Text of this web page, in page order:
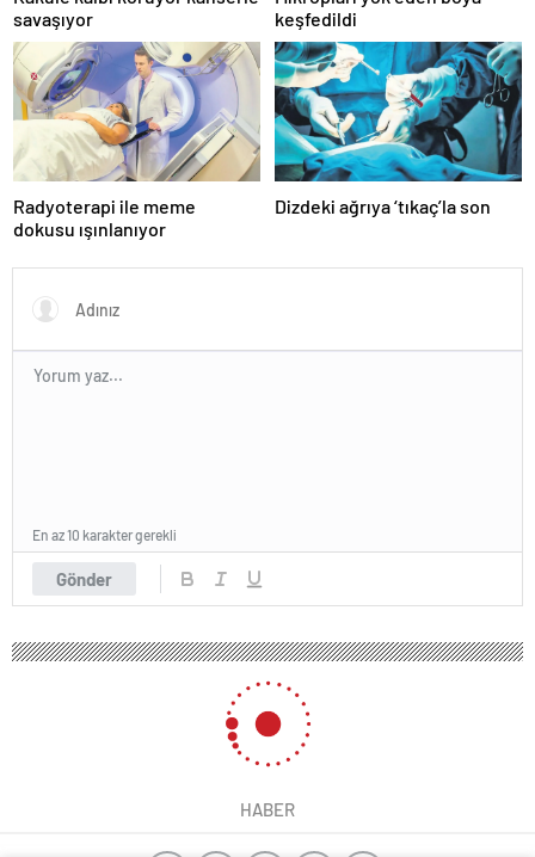
savaşıyor
keşfedildi
Radyoterapi ile meme
dokusu ışınlanıyor
Dizdeki ağrıya ‘tıkaç’la son
Gönder
En az 10 karakter gerekli
HABER